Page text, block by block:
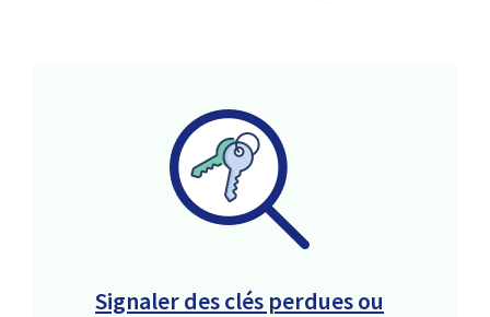
Signaler des clés perdues ou